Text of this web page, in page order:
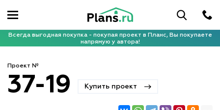
Всегда выгодная покупка - покупая проект в Планс, Вы покупаете
напрямую у автора!
Проект №
37-19 Купить проект